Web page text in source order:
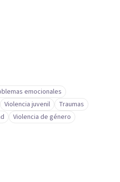
emocionales
Violencia juvenil
Traumas
Violencia de género